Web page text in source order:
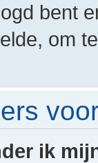
bent
om
ik